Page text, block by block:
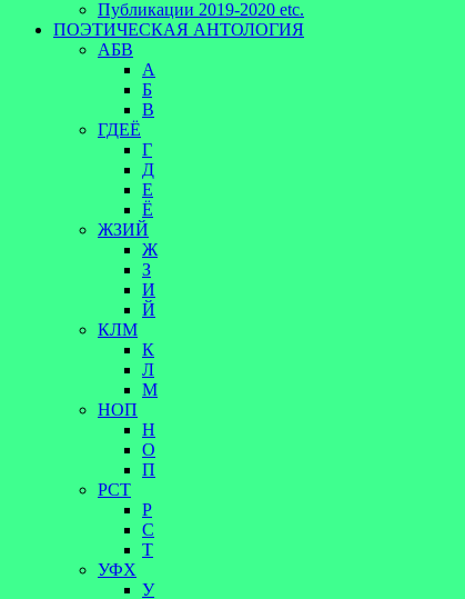
Публикации 2019-2020 etc.
ПОЭТИЧЕСКАЯ АНТОЛОГИЯ
АБВ
А
Б
В
ГДЕЁ
Г
Д
Е
Ё
ЖЗИЙ
Ж
З
И
Й
КЛМ
К
Л
М
НОП
Н
О
П
РСТ
Р
С
Т
УФХ
У